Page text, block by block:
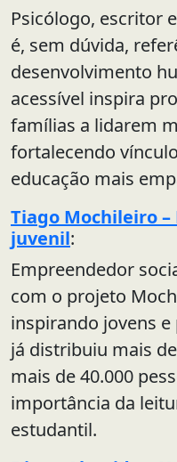
Psicólogo, escritor
é, sem dúvida,
desenvolvimento
acessível inspira
famílias a lidarem
fortalecendo
educação mais
Tiago Mochileiro
juvenil:
Empreendedor
com o projeto
inspirando jovens e
já distribuiu mais
mais de 40.000
importância da
estudantil.